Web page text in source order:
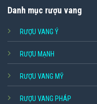
Danh mục rượu vang
RƯỢU VANG Ý
RƯỢU MẠNH
RƯỢU VANG MỸ
RƯỢU VANG PHÁP